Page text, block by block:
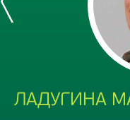
ЛАДУГИНА